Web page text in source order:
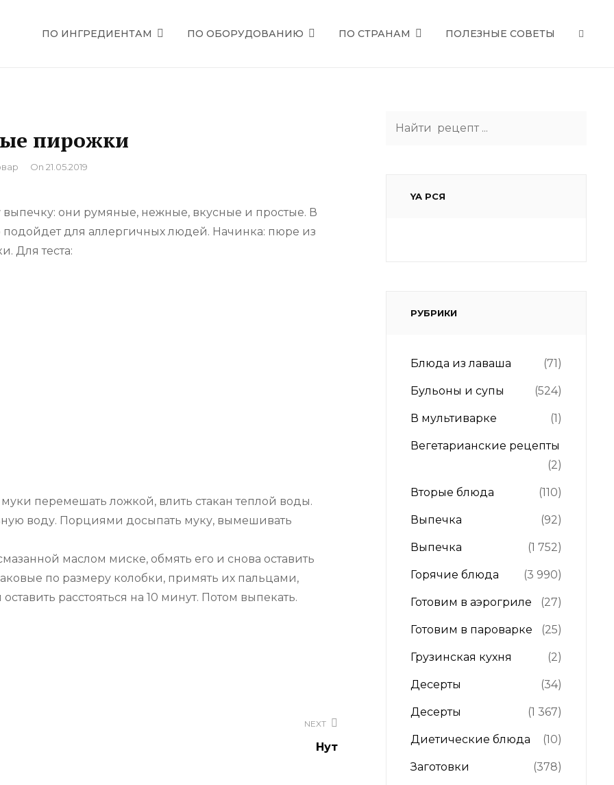
ПО ИНГРЕДИЕНТАМ ПО ОБОРУДОВАНИЮ ПО СТРАНАМ ПОЛЕЗНЫЕ СОВЕТЫ
пирожки
On21.05.2019
они румяные, нежные, вкусные и простые. В
подойдет для аллергичных людей. Начинка: пюре из
Для теста:
перемешать ложкой, влить стакан теплой воды.
воду. Порциями досыпать муку, вымешивать
маслом миске, обмять его и снова оставить
по размеру колобки, примять их пальцами,
расстояться на 10 минут. Потом выпекать.
NEXT
Нут
Search
YA РСЯ
РУБРИКИ
Блюда из лаваша (71)
Бульоны и супы (524)
В мультиварке (1)
Вегетарианские рецепты
(2)
Вторые блюда (110)
Выпечка (92)
Выпечка (1 752)
Горячие блюда (3 990)
Готовим в аэрогриле (27)
Готовим в пароварке (25)
Грузинская кухня (2)
Десерты (34)
Десерты (1 367)
Диетические блюда (10)
Заготовки (378)